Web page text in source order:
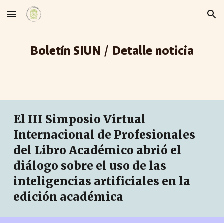
Skip to main content Skip to navigation
Boletín SIUN / Detalle noticia
El III Simposio Virtual
Internacional de Profesionales
del Libro Académico abrió el
diálogo sobre el uso de las
inteligencias artificiales en la
edición académica